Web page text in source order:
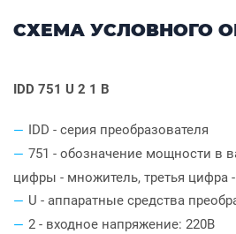
СХЕМА УСЛОВНОГО
IDD 751 U 2 1 B
IDD - серия преобразователя
751 - обозначение мощности в
цифры - множитель, третья цифра
U - аппаратные средства
2 - входное напряжение: 220В